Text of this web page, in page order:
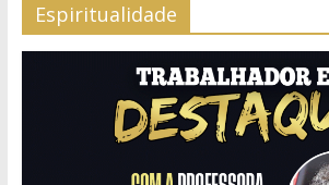
Espiritualidade